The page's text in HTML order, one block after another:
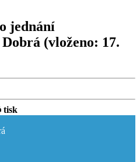
jednání
(vloženo: 17.
tisk